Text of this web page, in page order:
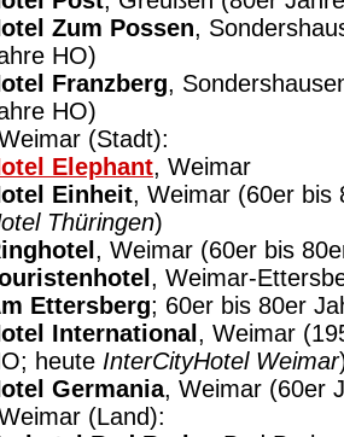
Zum Possen,
HO)
Franzberg,
HO)
(Stadt):
Elephant, Weimar
Einheit, Weimar (60er bis
Thüringen)
, Weimar (60er bis
, Weimar-
Ettersberg; 60er bis 80er
International , Weimar
heute InterCityHotel Weimar
Germania, Weimar (60er
(Land):